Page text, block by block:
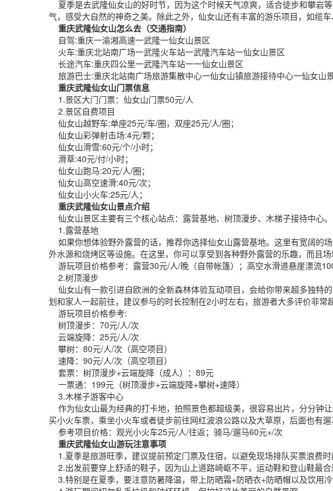
夏季是去武隆仙女山的好时节，因为这个时候天气凉爽，适合徒步和攀岩
气，感受大自然的神奇之美。除此之外，仙女山还有丰富的游乐项目，如缆
重庆武隆仙女山怎么去（交通指南）
自驾:重庆一渝湘高速一武隆一仙女山景区
火车:重庆北站南广场一武隆火车站一武隆汽车站一仙女山景区
长途汽车:重庆四公里一武隆汽车站一一仙女山景区
旅游巴士:重庆北站南广场旅游集散中心一仙女山镇旅游接待中心一仙女山
重庆武隆仙女山门票信息
1.景区大门门票：仙女山门票50元/人
2.景区自费项目
仙女山越野车:单座25元/车/圈，双座25元/人/圈；
仙女山彩弹射击场:4元/颗；
仙女山滑雪:60元/个/小时；
滑草:40元/付/小时；
仙女山跑马:20元/人/圈；
仙女山高空速滑:40元/次；
仙女山小火车:25元/人；
重庆武隆仙女山景点介绍
仙女山景区主要有三个核心站点：露营基地、树顶漫步、木梯子接待中心。
1.露营基地
如果你想体验野外露营的话，推荐你选择仙女山露营基地。这里有宽阔的
外水源和烧烤区等设施。在这里，你可以享受到各种野外露营的乐趣，而且场
游玩项目价格参考：露营30元/人/晚（自带帐篷）；高空水滑道悬崖漂流
2.树顶漫步
仙女山有一款引进自欧洲的全新森林体验互动项目，会给你带来超多独特
划和家人一起前往，建议参与的时长控制在2小时左右，旅游者大多评价非常
游玩项目价格参考:
树顶漫步：70元/人/次
云端旋降：25元/人/次
攀树：80元/人/次（高空项目）
速降：90元/人/次（高空项目）
套票：树顶漫步+云端旋降（成人）：89元
一票通：199元（树顶漫步+云端旋降+攀树+速降）
3.木梯子游客中心
作为仙女山最为经典的打卡地，拍照景色都超级美，很容易出片，分分钟
买小火车票，乘坐小火车或者徒步前往网红波浪公路以及大草原，后面也有遛
参考项目价格：观光小火车25元/人/往返；骑马/遛马60元+/次
重庆武隆仙女山游玩注意事项
1.夏季是旅游旺季，建议提前预定门票及住宿，以避免现场排队买票浪费时
2.出发前要穿上舒适的鞋子，因为山上道路崎岖不平，运动鞋和登山鞋最合
3.特别是在夏季，要注意防暑降温，带上防晒霜+防晒衣+防晒帽以及饮用冷